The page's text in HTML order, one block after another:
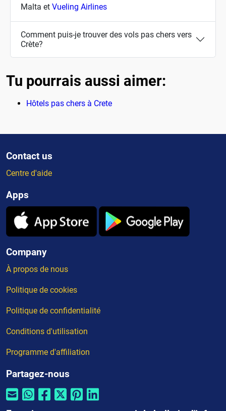
Malta et Vueling Airlines
Comment puis-je trouver des vols pas chers vers
Crète?
Tu pourrais aussi aimer:
Hôtels pas chers à Crete
Contact us
Centre d'aide
Apps
Company
À propos de nous
Politique de cookies
Politique de confidentialité
Conditions d'utilisation
Programme d'affiliation
Partagez-nous